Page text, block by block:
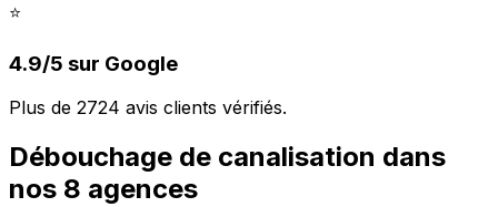
⭐
4.9/5 sur Google
Plus de 2724 avis clients vérifiés.
Débouchage de canalisation dans
nos 8 agences